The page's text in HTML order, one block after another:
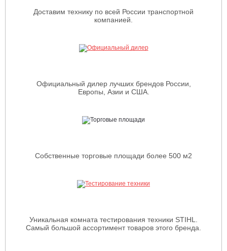
Доставим технику по всей России транспортной
компанией.
Официальный дилер лучших брендов России,
Европы, Азии и США.
Собственные торговые площади более 500 м2
Уникальная комната тестирования техники STIHL.
Самый большой ассортимент товаров этого бренда.